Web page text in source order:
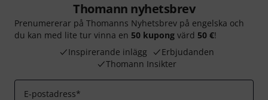
Thomann nyhetsbrev
Prenumererar på Thomanns Nyhetsbrev på engelska och
du kan med lite tur vinna en 50 kupong värd 50 €!
Inspirerande inlägg
Erbjudanden
Thomann Insikter
E-postadress*